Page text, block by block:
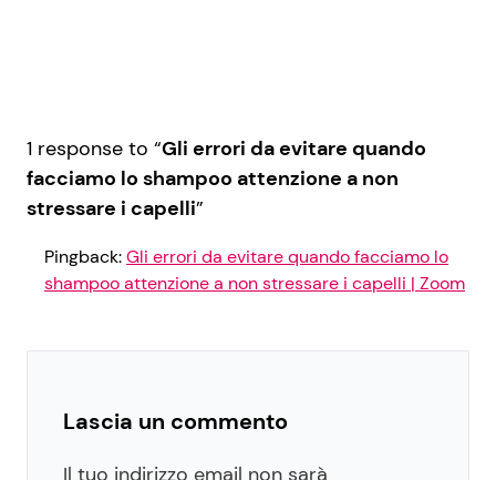
1 response to “Gli errori da evitare quando
facciamo lo shampoo attenzione a non
stressare i capelli”
Pingback:Gli errori da evitare quando facciamo lo
shampoo attenzione a non stressare i capelli | Zoom
Lascia un commento
Il tuo indirizzo email non sarà